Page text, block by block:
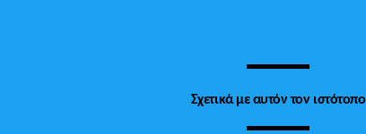
Σχετικά με αυτόν τον ιστότοπο